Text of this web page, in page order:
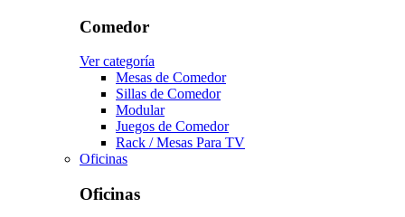
Comedor
Ver categoría
Mesas de Comedor
Sillas de Comedor
Modular
Juegos de Comedor
Rack / Mesas Para TV
Oficinas
Oficinas